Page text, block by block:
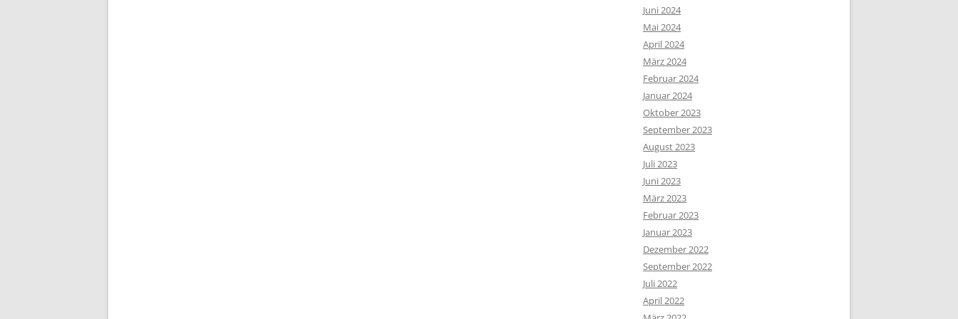
Juni 2024
Mai 2024
April 2024
März 2024
Februar 2024
Januar 2024
Oktober 2023
September 2023
August 2023
Juli 2023
Juni 2023
März 2023
Februar 2023
Januar 2023
Dezember 2022
September 2022
Juli 2022
April 2022